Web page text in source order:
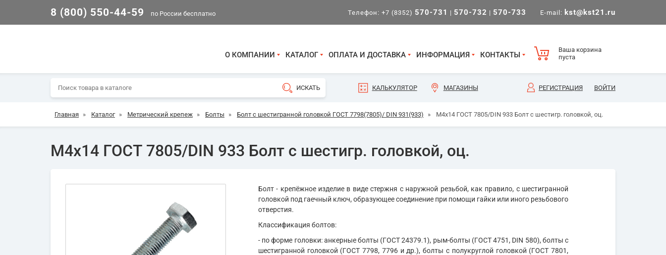
8 (800) 550-44-59 по России бесплатно Телефон: +7 (8352) 570-731 | 570-732 | 570-733 E-mail: kst@kst21.ru
О КОМПАНИИ КАТАЛОГ ОПЛАТА И ДОСТАВКА ИНФОРМАЦИЯ КОНТАКТЫ
Ваша корзина
пуста
КАЛЬКУЛЯТОР МАГАЗИНЫ РЕГИСТРАЦИЯ ВОЙТИ
Главная » Каталог » Метрический крепеж » Болты » Болт с шестигранной головкой ГОСТ 7798(7805)/ DIN 931(933) » М4х14 ГОСТ 7805/DIN 933 Болт с шестигр. головкой, оц.
М4х14 ГОСТ 7805/DIN 933 Болт с шестигр. головкой, оц.
Болт - крепёжное изделие в виде стержня с наружной резьбой, как правило, с шестигранной
головкой под гаечный ключ, образующее соединение при помощи гайки или иного резьбового
отверстия.
Классификация болтов:
- по форме головки: анкерные болты (ГОСТ 24379.1), рым-болты (ГОСТ 4751, DIN 580), болты с
шестигранной головкой (ГОСТ 7798, 7796 и др.), болты с полукруглой головкой (ГОСТ 7801,